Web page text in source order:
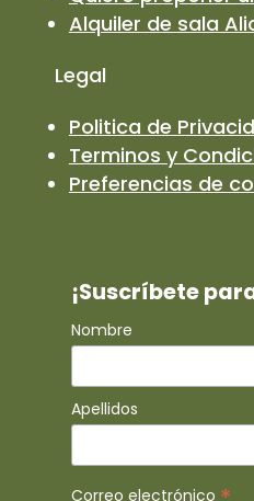
Alquiler de sala
Legal
Politica de
Terminos y
Preferencias de
¡Suscríbete
Nombre
Apellidos
Correo electrónico